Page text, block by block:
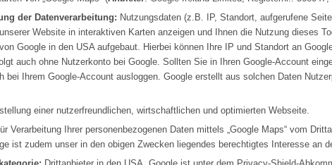
der Datenverarbeitung: Nutzungsdaten (z.B. IP, Standort, aufgerufene
Website in interaktiven Karten anzeigen und Ihnen die Nutzung dieses
Google in den USA aufgebaut. Hierbei können Ihre IP und Standort an
auch ohne Nutzerkonto bei Google. Sollten Sie in Ihren Google-Account
bei Ihrem Google-Account ausloggen. Google erstellt aus solchen Daten
einer nutzerfreundlichen, wirtschaftlichen und optimierten Webseite.
Verarbeitung Ihrer personenbezogenen Daten mittels „Google Maps“ vom
ist zudem unser in den obigen Zwecken liegendes berechtigtes Interesse an